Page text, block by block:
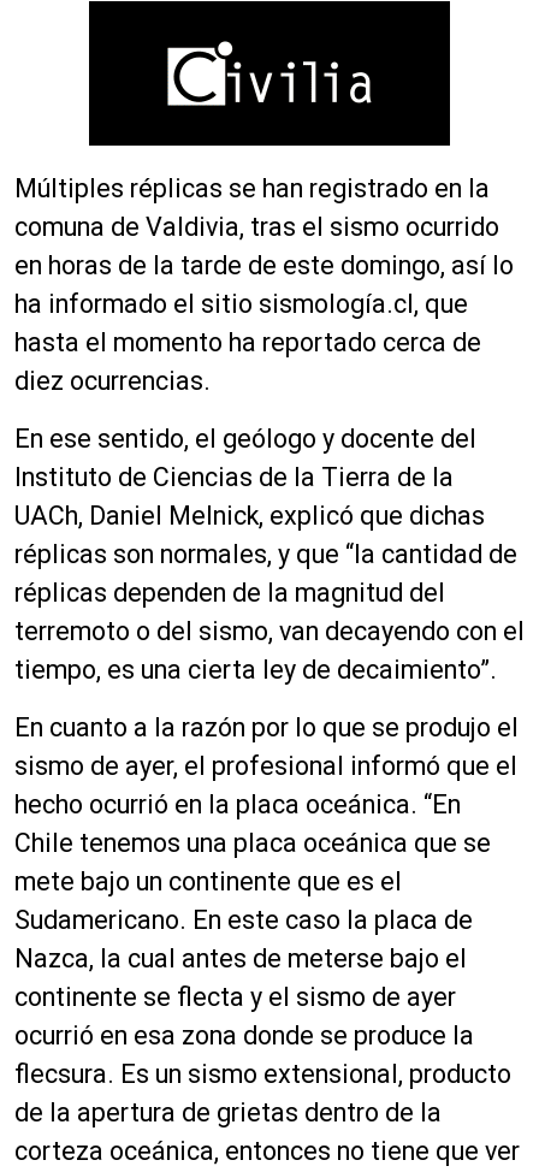
Múltiples réplicas se han registrado en la
comuna de Valdivia, tras el sismo ocurrido
en horas de la tarde de este domingo, así lo
ha informado el sitio sismología.cl, que
hasta el momento ha reportado cerca de
diez ocurrencias.
En ese sentido, el geólogo y docente del
Instituto de Ciencias de la Tierra de la
UACh, Daniel Melnick, explicó que dichas
réplicas son normales, y que “la cantidad de
réplicas dependen de la magnitud del
terremoto o del sismo, van decayendo con el
tiempo, es una cierta ley de decaimiento”.
En cuanto a la razón por lo que se produjo el
sismo de ayer, el profesional informó que el
hecho ocurrió en la placa oceánica. “En
Chile tenemos una placa oceánica que se
mete bajo un continente que es el
Sudamericano. En este caso la placa de
Nazca, la cual antes de meterse bajo el
continente se flecta y el sismo de ayer
ocurrió en esa zona donde se produce la
flecsura. Es un sismo extensional, producto
de la apertura de grietas dentro de la
corteza oceánica, entonces no tiene que ver